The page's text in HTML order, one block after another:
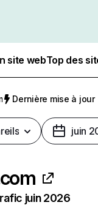
site webTop des
Dernière mise à jour
juin
juin 2026